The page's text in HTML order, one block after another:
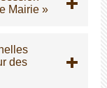
Mairie »
des